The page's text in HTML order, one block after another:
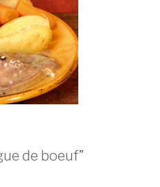
de boeuf”